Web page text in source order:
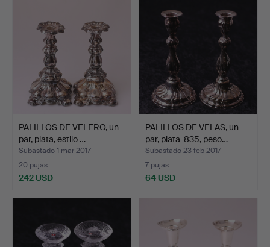
PALILLOS DE VELERO, un
par, plata, estilo …
Subastado 1 mar 2017
20 pujas
242 USD
PALILLOS DE VELAS, un
par, plata-835, peso…
Subastado 23 feb 2017
7 pujas
64 USD